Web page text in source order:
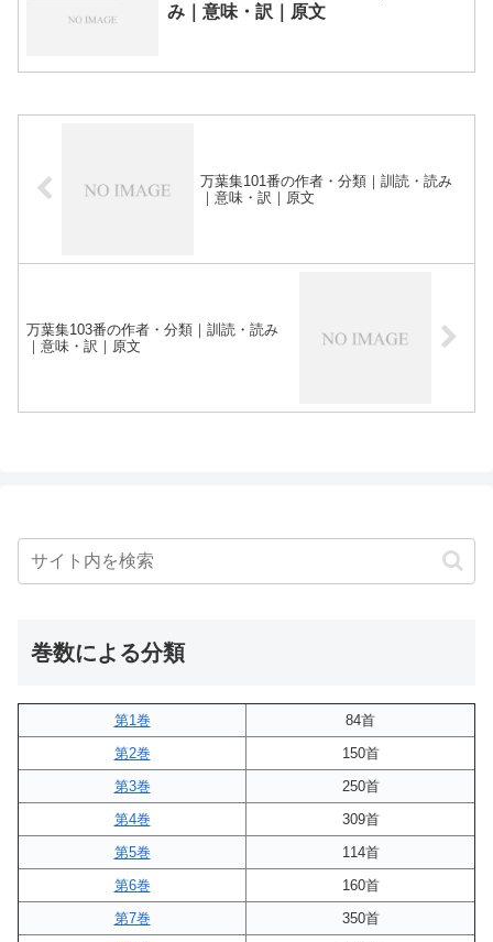
み｜意味・訳｜原文
万葉集101番の作者・分類｜訓読・読み
｜意味・訳｜原文
万葉集103番の作者・分類｜訓読・読み
｜意味・訳｜原文
巻数による分類
第1巻
84首
第2巻
150首
第3巻
250首
第4巻
309首
第5巻
114首
第6巻
160首
第7巻
350首